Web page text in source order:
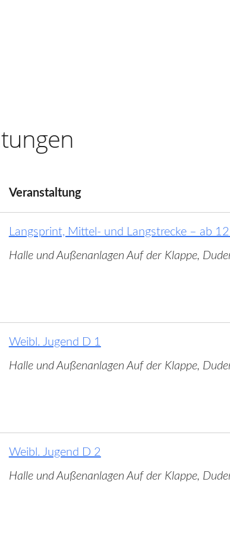
Veranstaltung
Langsprint, Mittel- und Langstrecke – ab
Halle und Außenanlagen Auf der Klappe,
Weibl. Jugend D 1
Halle und Außenanlagen Auf der Klappe,
Weibl. Jugend D 2
Halle und Außenanlagen Auf der Klappe,